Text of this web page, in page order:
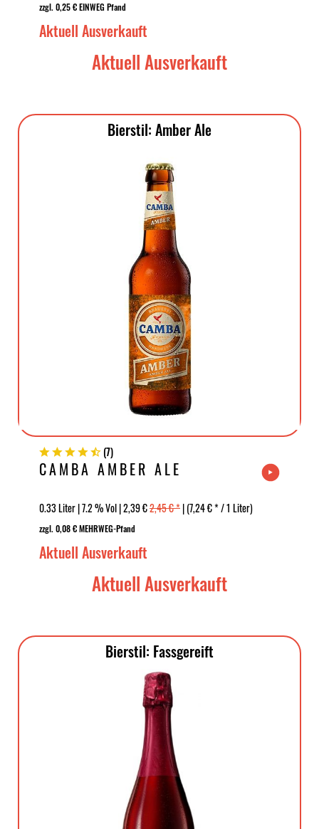
zzgl. 0,25 € EINWEG Pfand
Aktuell Ausverkauft
Aktuell Ausverkauft
Bierstil: Amber Ale
(7)
CAMBA AMBER ALE
0.33 Liter | 7.2 % Vol | 2,39 €2,45 € *| (7,24 € * / 1 Liter)
zzgl. 0,08 € MEHRWEG-Pfand
Aktuell Ausverkauft
Aktuell Ausverkauft
Bierstil: Fassgereift